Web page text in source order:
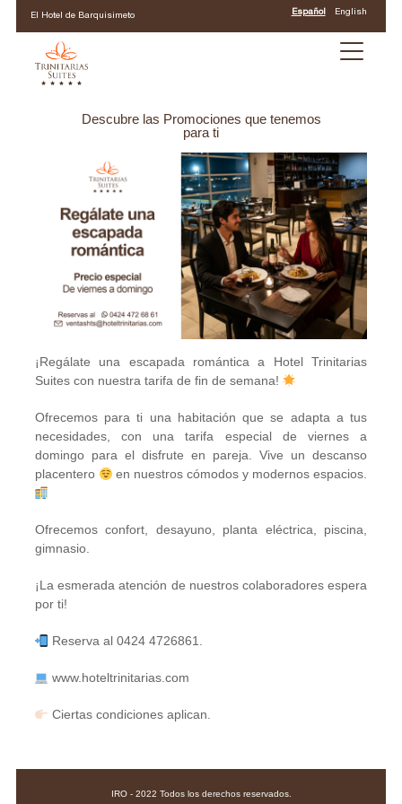
El Hotel de Barquisimeto Español English
Descubre las Promociones que tenemos
para ti
¡Regálate una escapada romántica a Hotel Trinitarias
Suites con nuestra tarifa de fin de semana!
Ofrecemos para ti una habitación que se adapta a tus
necesidades, con una tarifa especial de viernes a
domingo para el disfrute en pareja. Vive un descanso
placentero
en nuestros cómodos y modernos espacios.
Ofrecemos confort, desayuno, planta eléctrica, piscina,
gimnasio.
¡La esmerada atención de nuestros colaboradores espera
por ti!
Reserva al 0424 4726861.
www.hoteltrinitarias.com
Ciertas condiciones aplican.
IRO - 2022 Todos los derechos reservados.